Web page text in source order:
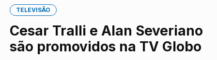
TELEVISÃO
Cesar Tralli e Alan Severiano
são promovidos na TV Globo